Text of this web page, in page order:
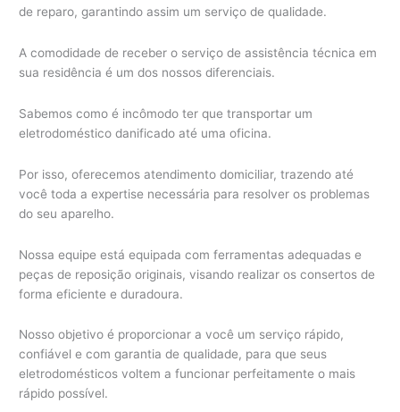
de reparo, garantindo assim um serviço de qualidade.
A comodidade de receber o serviço de assistência técnica em
sua residência é um dos nossos diferenciais.
Sabemos como é incômodo ter que transportar um
eletrodoméstico danificado até uma oficina.
Por isso, oferecemos atendimento domiciliar, trazendo até
você toda a expertise necessária para resolver os problemas
do seu aparelho.
Nossa equipe está equipada com ferramentas adequadas e
peças de reposição originais, visando realizar os consertos de
forma eficiente e duradoura.
Nosso objetivo é proporcionar a você um serviço rápido,
confiável e com garantia de qualidade, para que seus
eletrodomésticos voltem a funcionar perfeitamente o mais
rápido possível.